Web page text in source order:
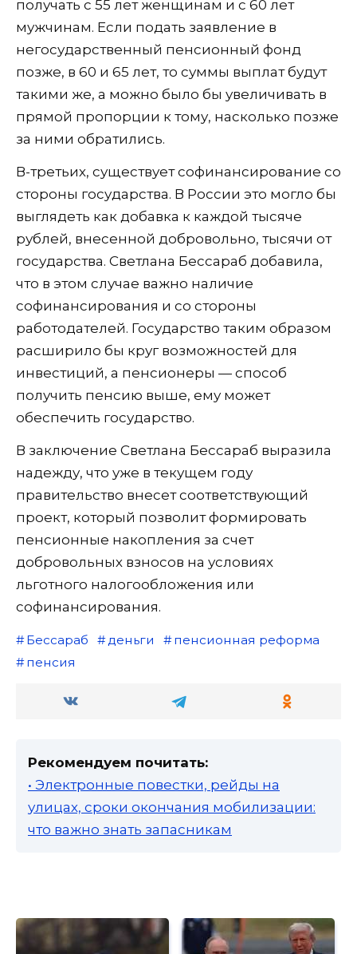
получать с 55 лет женщинам и с 60 лет
мужчинам. Если подать заявление в
негосударственный пенсионный фонд
позже, в 60 и 65 лет, то суммы выплат будут
такими же, а можно было бы увеличивать в
прямой пропорции к тому, насколько позже
за ними обратились.
В-третьих, существует софинансирование со
стороны государства. В России это могло бы
выглядеть как добавка к каждой тысяче
рублей, внесенной добровольно, тысячи от
государства. Светлана Бессараб добавила,
что в этом случае важно наличие
софинансирования и со стороны
работодателей. Государство таким образом
расширило бы круг возможностей для
инвестиций, а пенсионеры — способ
получить пенсию выше, ему может
обеспечить государство.
В заключение Светлана Бессараб выразила
надежду, что уже в текущем году
правительство внесет соответствующий
проект, который позволит формировать
пенсионные накопления за счет
добровольных взносов на условиях
льготного налогообложения или
софинансирования.
Бессараб деньги
пенсионная реформа
пенсия
Рекомендуем почитать:
• Электронные повестки, рейды на
улицах, сроки окончания мобилизации:
что важно знать запасникам